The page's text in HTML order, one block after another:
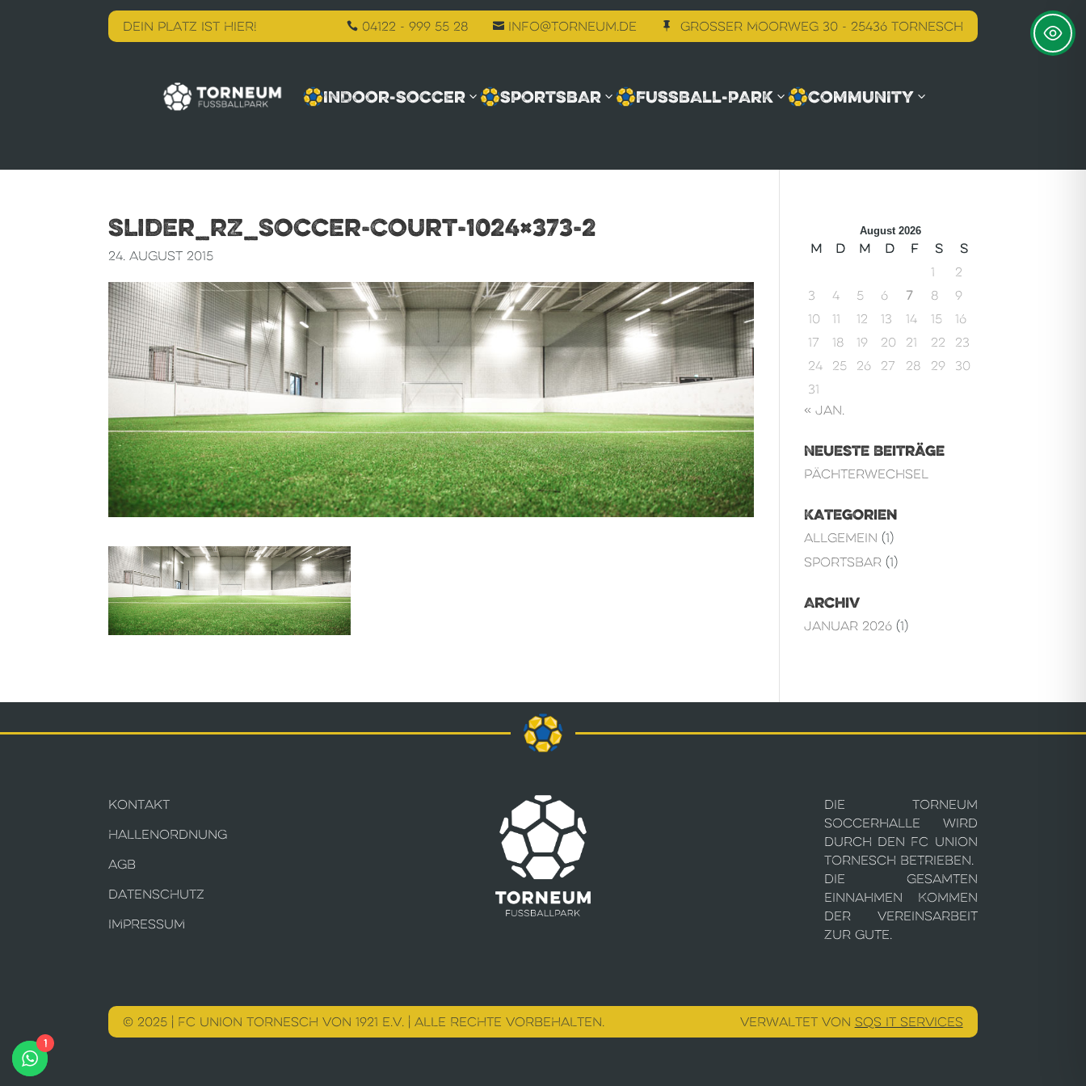
DEIN PLATZ IST HIER!  04122 - 999 55 28  info@torneum.de  Grosser Moorweg 30 - 25436 Tornesch
INDOOR-SOCCER SPORTSBAR FUSSBALL-PARK COMMUNITY
Slider_RZ_Soccer-Court-1024×373-2
24. August 2015
August 2026
M D M D F S
S
1
2
3
4 5 6 7 8
9
10
11 12 13 14 15
16
17
18 19 20 21 22
23
24
25 26 27 28 29
30
31
« Jan.
Neueste Beiträge
Pächterwechsel
Kategorien
Allgemein (1)
Sportsbar(1)
Archiv
Januar 2026(1)
KONTAKT
HALLENORDNUNG
AGB
DATENSCHUTZ
IMPRESSUM
Die Torneum
Soccerhalle wird
durch den FC Union
Tornesch betrieben.
Die gesamten
Einnahmen kommen
der Vereinsarbeit
zur Gute.
© 2025 | FC UNION TORNESCH VON 1921 E.V. | ALLE RECHTE VORBEHALTEN. VERWALTET VON SQS IT SERVICES
1